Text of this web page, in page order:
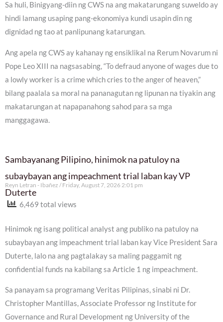
Sa huli, Binigyang-diin ng CWS na ang makatarungang suweldo ay
hindi lamang usaping pang-ekonomiya kundi usapin din ng
dignidad ng tao at panlipunang katarungan.
Ang apela ng CWS ay kahanay ng ensiklikal na Rerum Novarum ni
Pope Leo XIII na nagsasabing, “To defraud anyone of wages due to
a lowly worker is a crime which cries to the anger of heaven,”
bilang paalala sa moral na pananagutan ng lipunan na tiyakin ang
makatarungan at napapanahong sahod para sa mga
manggagawa.
Sambayanang Pilipino, hinimok na patuloy na
subaybayan ang impeachment trial laban kay VP
Duterte
Reyn Letran - Ibañez Friday, August 7, 2026 2:01 pm
6,469 total views
Hinimok ng isang political analyst ang publiko na patuloy na
subaybayan ang impeachment trial laban kay Vice President Sara
Duterte, lalo na ang pagtalakay sa maling paggamit ng
confidential funds na kabilang sa Article 1 ng impeachment.
Sa panayam sa programang Veritas Pilipinas, sinabi ni Dr.
Christopher Mantillas, Associate Professor ng Institute for
Governance and Rural Development ng University of the